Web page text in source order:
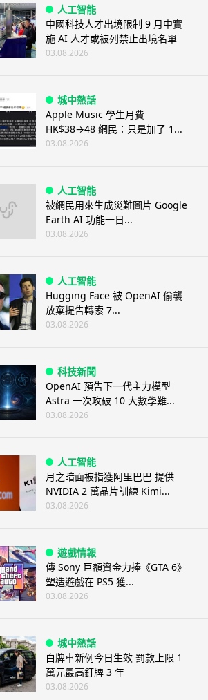
人工智能
中國科技人才出境限制 9 月中實
施 AI 人才或被列禁止出境名單
03.08.2026
城中熱話
Apple Music 學生月費
HK$38→48 網民：只是加了 1...
03.08.2026
人工智能
被網民用來生成災難圖片 Google
Earth AI 功能一日...
03.08.2026
人工智能
Hugging Face 被 OpenAI 偷襲
放棄提告轉索 7...
03.08.2026
科技新聞
OpenAI 預告下一代主力模型
Astra 一次攻破 10 大數學難...
03.08.2026
人工智能
月之暗面被指獲阿里巴巴 提供
NVIDIA 2 萬晶片訓練 Kimi...
03.08.2026
遊戲情報
傳 Sony 巨額資金力捧《GTA 6》
塑造遊戲在 PS5 獲...
03.08.2026
城中熱話
白牌車新例今日生效 罰款上限 1
萬元最高釘牌 3 年
03.08.2026